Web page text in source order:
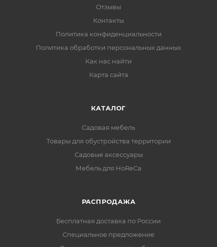
Отзывы
Контакты
Политика конфиденциальности
Политика обработки персональных данных
Как нас найти
Карта сайта
КАТАЛОГ
Садовая мебель
Товары для обустройства территории
Садовые аксессуары
Мебель для HoReCa
РАСПРОДАЖА
Бесплатная доставка по России
Специальное предложение